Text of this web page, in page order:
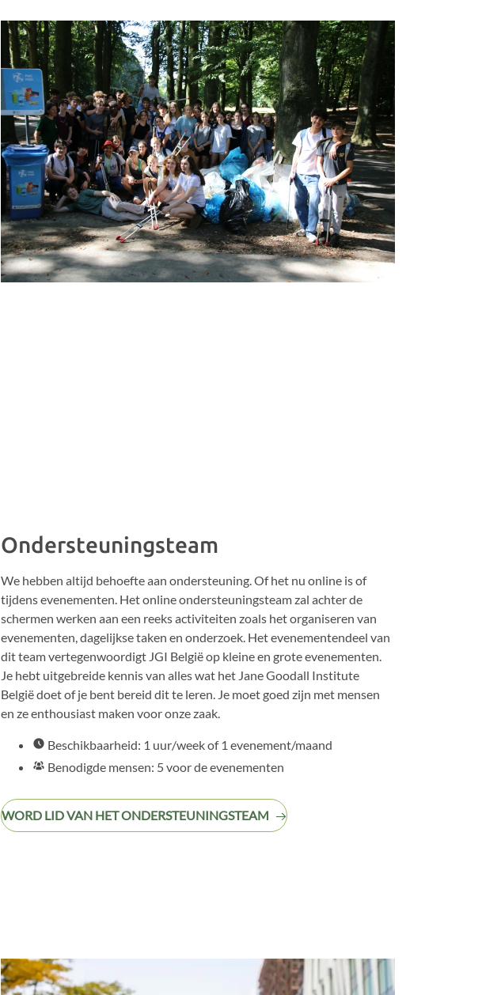
Ondersteuningsteam
We hebben altijd behoefte aan ondersteuning. Of het nu online is of
tijdens evenementen. Het online ondersteuningsteam zal achter de
schermen werken aan een reeks activiteiten zoals het organiseren van
evenementen, dagelijkse taken en onderzoek. Het evenementendeel van
dit team vertegenwoordigt JGI België op kleine en grote evenementen.
Je hebt uitgebreide kennis van alles wat het Jane Goodall Institute
België doet of je bent bereid dit te leren. Je moet goed zijn met mensen
en ze enthousiast maken voor onze zaak.
Beschikbaarheid: 1 uur/week of 1 evenement/maand
Benodigde mensen: 5 voor de evenementen
WORD LID VAN HET ONDERSTEUNINGSTEAM